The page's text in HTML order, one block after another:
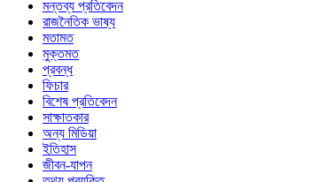
মন্তব্য প্রতিবেদন
রাজনৈতিক ভাষ্য
মতামত
মুক্তমত
প্রবন্ধ
ফিচার
বিশেষ প্রতিবেদন
সাক্ষাতকার
অন্য মিডিয়া
ইতিহাস
জীবন-যাপন